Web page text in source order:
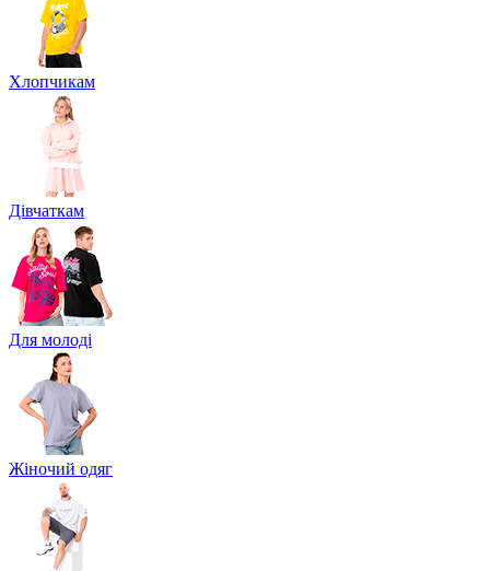
Хлопчикам
Дівчаткам
Для молоді
Жіночий одяг